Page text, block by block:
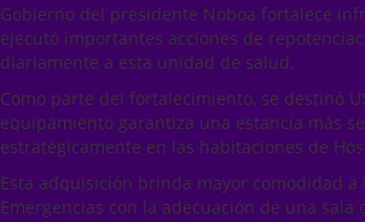
Gobierno del presidente Noboa fortalece
ejecutó importantes acciones de
diariamente a esta unidad de salud.
Como parte del fortalecimiento, se destinó
equipamiento garantiza una estancia más
estratégicamente en las habitaciones de
Esta adquisición brinda mayor comodidad
Emergencias con la adecuación de una sala